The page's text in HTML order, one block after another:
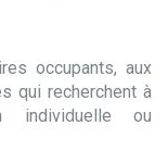
occupants, aux
qui recherchent à
individuelle ou